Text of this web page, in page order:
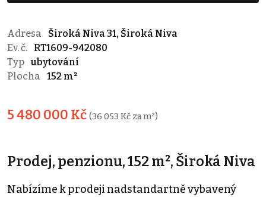
Adresa
Široká Niva 31, Široká Niva
Ev. č.
RT1609-942080
Typ ubytování
Plocha
152 m²
5 480 000 Kč (36 053 Kč za m²)
Prodej, penzionu, 152 m², Široká Niva
Nabízíme k prodeji nadstandartně vybavený